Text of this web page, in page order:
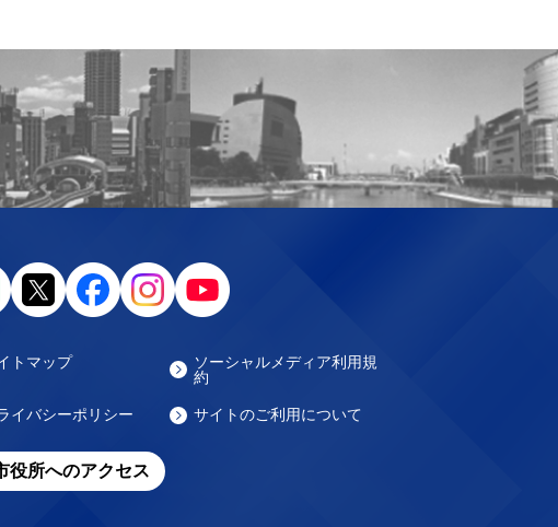
トマップ
ソーシャルメディア利用規
約
イバシーポリシー サイトのご利用について
役所へのアクセス